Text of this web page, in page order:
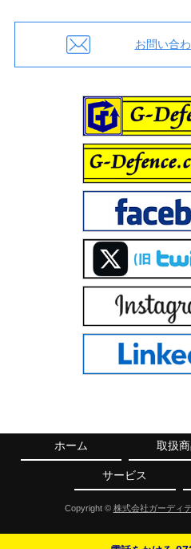
お問い合
ホーム 取扱
サービス
Copyright © 株式会社ガーディ